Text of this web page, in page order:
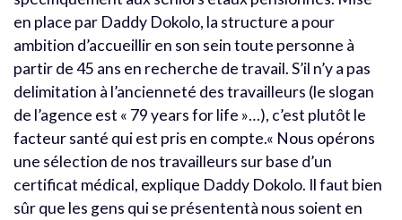
en place par Daddy Dokolo, la structure a pour
ambition d’accueillir en son sein toute personne à
partir de 45 ans en recherche de travail. S’il n’y a pas
delimitation à l’ancienneté des travailleurs (le slogan
de l’agence est « 79 years for life »…), c’est plutôt le
facteur santé qui est pris en compte.« Nous opérons
une sélection de nos travailleurs sur base d’un
certificat médical, explique Daddy Dokolo. Il faut bien
sûr que les gens qui se présententà nous soient en